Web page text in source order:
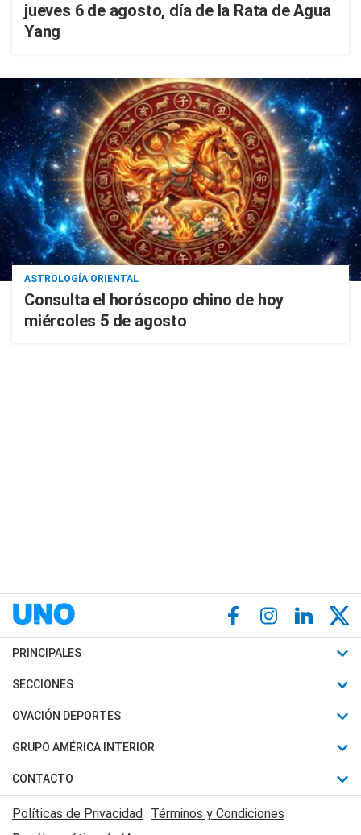
jueves 6 de agosto, día de la Rata de Agua
Yang
ASTROLOGÍA ORIENTAL
Consulta el horóscopo chino de hoy
miércoles 5 de agosto
PRINCIPALES
Últimas Noticias
Política
Judiciales
Economia
SECCIONES
Horóscopo
Motores
Trucos caseros
Series y Películas
OVACIÓN DEPORTES
Fútbol
Mundial
Automovilismo
Rugby
GRUPO AMÉRICA INTERIOR
Canal 7 en Vivo
CONTACTO
Acerca de Nosotros
Políticas de Privacidad Términos y Condiciones